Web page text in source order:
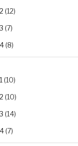
(12)
(7)
(8)
(10)
(10)
(14)
(7)